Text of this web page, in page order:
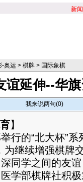
新闻
-奥运 > 棋牌 > 国际象棋
谊延伸--华
我来说两句(0)
】
的“北大杯”系
为继续增强棋牌
同学之间的友
学部棋牌社积